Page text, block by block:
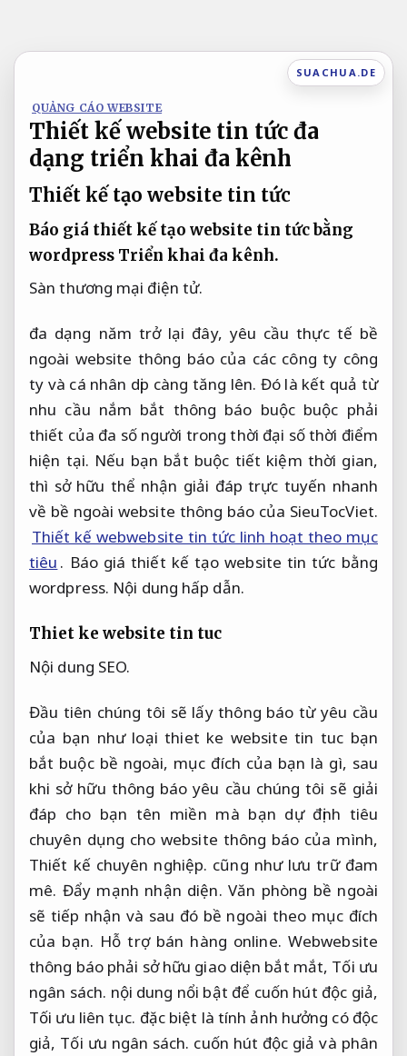
nội
SUACHUA.DE
QUẢNG CÁO WEBSITE
Thiết kế website tin tức đa
dạng triển khai đa kênh
Thiết kế tạo website tin tức
Báo giá thiết kế tạo website tin tức bằng
wordpress Triển khai đa kênh.
Sàn thương mại điện tử.
đa dạng năm trở lại đây, yêu cầu thực tế bề
ngoài website thông báo của các công ty công
ty và cá nhân dịp càng tăng lên. Đó là kết quả từ
nhu cầu nắm bắt thông báo buộc buộc phải
thiết của đa số người trong thời đại số thời điểm
hiện tại. Nếu bạn bắt buộc tiết kiệm thời gian,
thì sở hữu thể nhận giải đáp trực tuyến nhanh
về bề ngoài website thông báo của SieuTocViet.
Thiết kế webwebsite tin tức linh hoạt theo mục
tiêu . Báo giá thiết kế tạo website tin tức bằng
wordpress. Nội dung hấp dẫn.
Thiet ke website tin tuc
Nội dung SEO.
Đầu tiên chúng tôi sẽ lấy thông báo từ yêu cầu
của bạn như loại thiet ke website tin tuc bạn
bắt buộc bề ngoài, mục đích của bạn là gì, sau
khi sở hữu thông báo yêu cầu chúng tôi sẽ giải
đáp cho bạn tên miền mà bạn dự định tiêu
chuyên dụng cho website thông báo của mình,
Thiết kế chuyên nghiệp. cũng như lưu trữ đam
mê. Đẩy mạnh nhận diện. Văn phòng bề ngoài
sẽ tiếp nhận và sau đó bề ngoài theo mục đích
của bạn. Hỗ trợ bán hàng online. Webwebsite
thông báo phải sở hữu giao diện bắt mắt, Tối ưu
ngân sách. nội dung nổi bật để cuốn hút độc giả,
Tối ưu liên tục. đặc biệt là tính ảnh hưởng có độc
giả, Tối ưu ngân sách. cuốn hút độc giả và phân